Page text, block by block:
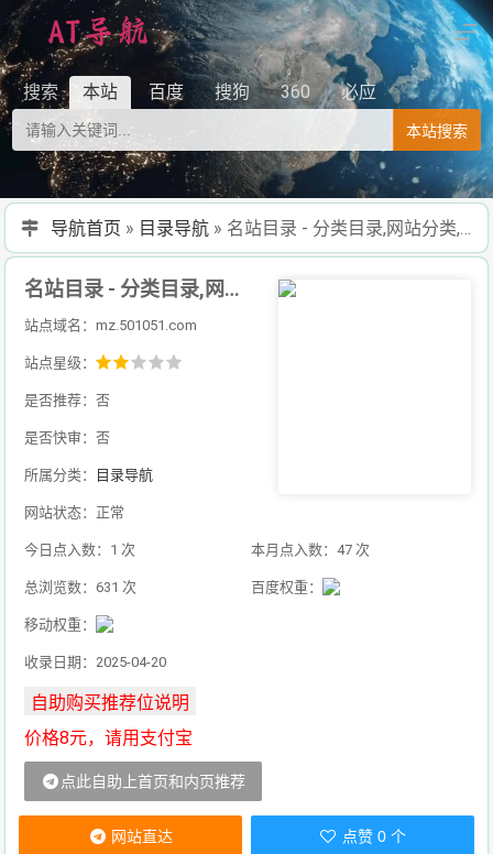
搜索 本站 百度 搜狗 360 必应
本站搜索
导航首页 » 目录导航» 名站目录 - 分类目录,网站分类,网站收录
名站目录 - 分类目录,网站分类,网站收录
站点域名：mz.501051.com
站点星级：
是否推荐：否
是否快审：否
所属分类： 目录导航
网站状态：正常
今日点入数：1 次 本月点入数：47 次
总浏览数：631 次 百度权重：
移动权重：
收录日期：2025-04-20
价格8元，请用支付宝
点此自助上首页和内页推荐
网站直达 点赞 0 个